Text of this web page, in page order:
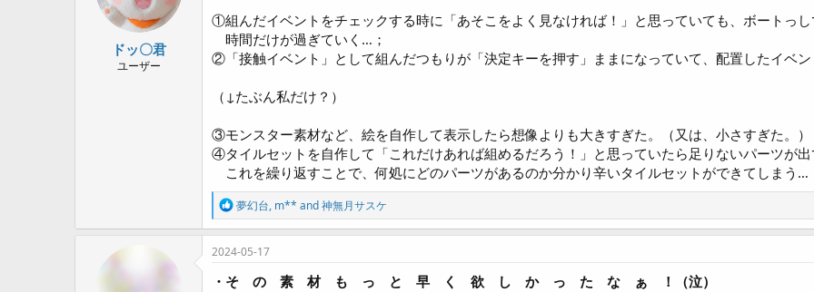
s
:
ドッ〇君
ユーザー
①組んだイベントをチェックする時に「あそこをよく見なければ！」と思っていても、ボートっ
時間だけが過ぎていく…；
②「接触イベント」として組んだつもりが「決定キーを押す」ままになっていて、配置したイベ
（↓たぶん私だけ？）
③モンスター素材など、絵を自作して表示したら想像よりも大きすぎた。（又は、小さすぎた。）
④タイルセットを自作して「これだけあれば組めるだろう！」と思っていたら足りないパーツが
これを繰り返すことで、何処にどのパーツがあるのか分かり辛いタイルセットができてしまう…
R
e
a
c
i
夢幻台, m** and神無月サスケ
2024-05-17
・そ の 素 材 も っ と 早 く 欲 し か っ た な ぁ ！（泣）